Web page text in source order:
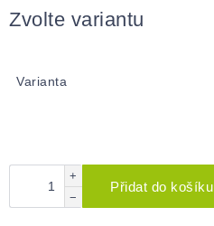
cena:
Zvolte variantu
Varianta
+
−
Přidat do košíku